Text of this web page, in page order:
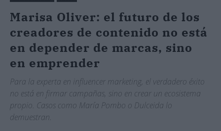
Marisa Oliver: el futuro de los
creadores de contenido no está
en depender de marcas, sino
en emprender
Para la experta en influencer marketing, el verdadero éxito
no está en firmar campañas, sino en crear un ecosistema
propio. Casos como María Pombo o Dulceida lo
demuestran.